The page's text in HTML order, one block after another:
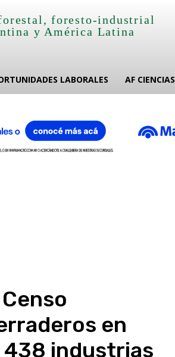
foresto-industrial
y América Latina
LABORALES AF CIENCIAS
en
438 industrias